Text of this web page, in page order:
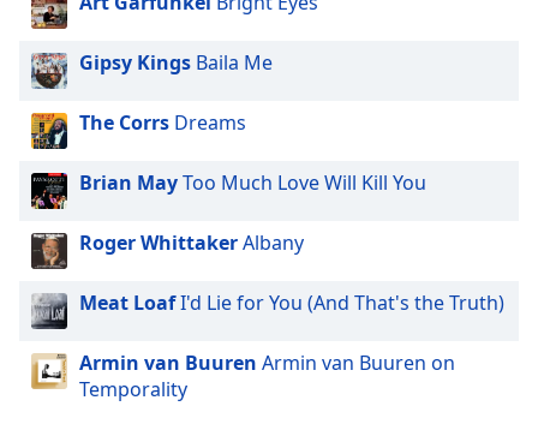
Track
Picture-
in-
Fullscreen
This
modal
window.
Beginning
dialog
window.
Gipsy Kings Baila Me
The Corrs Dreams
Brian MayToo Much Love Will Kill You
Roger WhittakerAlbany
Meat LoafI'd Lie for You (And That's the Truth)
Armin van Buuren Armin van Buuren on
Temporality